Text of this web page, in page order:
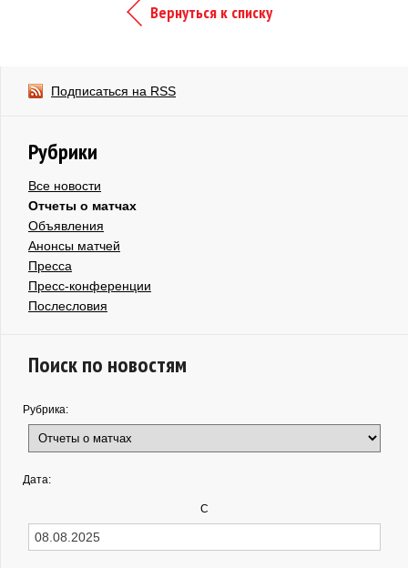
Вернуться к списку
Подписаться на RSS
Рубрики
Все новости
Отчеты о матчах
Объявления
Анонсы матчей
Пресса
Пресс-конференции
Послесловия
Поиск по новостям
Рубрика:
Дата:
С